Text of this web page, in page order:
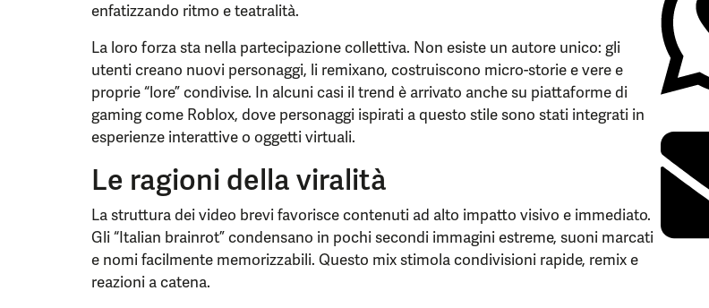
enfatizzando ritmo e teatralità.
La loro forza sta nella partecipazione collettiva. Non esiste un autore unico: gli
utenti creano nuovi personaggi, li remixano, costruiscono micro-storie e vere e
proprie “lore” condivise. In alcuni casi il trend è arrivato anche su piattaforme di
gaming come Roblox, dove personaggi ispirati a questo stile sono stati integrati in
esperienze interattive o oggetti virtuali.
Le ragioni della viralità
La struttura dei video brevi favorisce contenuti ad alto impatto visivo e immediato.
Gli “Italian brainrot” condensano in pochi secondi immagini estreme, suoni marcati
e nomi facilmente memorizzabili. Questo mix stimola condivisioni rapide, remix e
reazioni a catena.